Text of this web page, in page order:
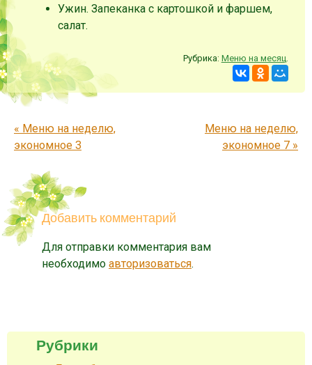
Ужин. Запеканка с картошкой и фаршем,
салат.
Рубрика: Меню на месяц
Запись навигация
« Меню на неделю,
экономное 3
Меню на неделю,
экономное 7 »
Добавить комментарий
Для отправки комментария вам
необходимо авторизоваться.
Рубрики